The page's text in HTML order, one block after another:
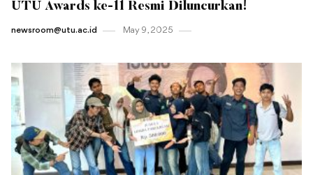
UTU Awards ke-11 Resmi Diluncurkan!
newsroom@utu.ac.id May 9 , 2025